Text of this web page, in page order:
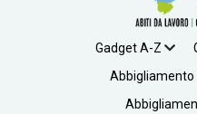
Gadget A-Z